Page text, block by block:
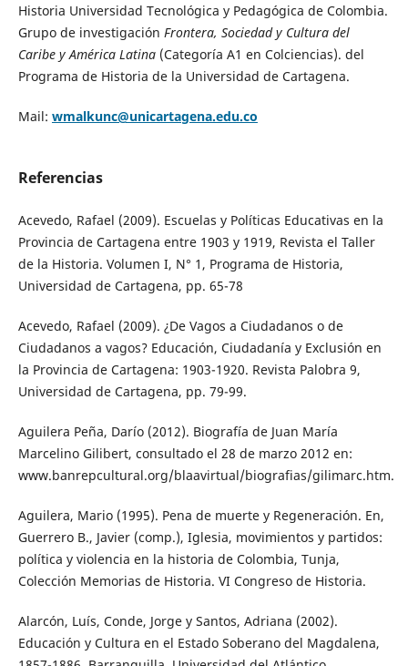
Historia Universidad Tecnológica y Pedagógica de Colombia.
Grupo de investigación Frontera, Sociedad y Cultura del
Caribe y América Latina (Categoría A1 en Colciencias). del
Programa de Historia de la Universidad de Cartagena.
Mail: wmalkunc@unicartagena.edu.co
Referencias
Acevedo, Rafael (2009). Escuelas y Políticas Educativas en la
Provincia de Cartagena entre 1903 y 1919, Revista el Taller
de la Historia. Volumen I, N° 1, Programa de Historia,
Universidad de Cartagena, pp. 65-78
Acevedo, Rafael (2009). ¿De Vagos a Ciudadanos o de
Ciudadanos a vagos? Educación, Ciudadanía y Exclusión en
la Provincia de Cartagena: 1903-1920. Revista Palobra 9,
Universidad de Cartagena, pp. 79-99.
Aguilera Peña, Darío (2012). Biografía de Juan María
Marcelino Gilibert, consultado el 28 de marzo 2012 en:
www.banrepcultural.org/blaavirtual/biografias/gilimarc.htm.
Aguilera, Mario (1995). Pena de muerte y Regeneración. En,
Guerrero B., Javier (comp.), Iglesia, movimientos y partidos:
política y violencia en la historia de Colombia, Tunja,
Colección Memorias de Historia. VI Congreso de Historia.
Alarcón, Luís, Conde, Jorge y Santos, Adriana (2002).
Educación y Cultura en el Estado Soberano del Magdalena,